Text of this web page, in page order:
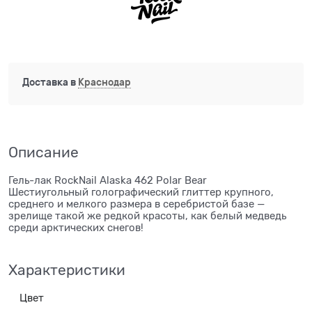
Доставка в Краснодар
Описание
Гель-лак RockNail Alaska 462 Polar Bear
Шестиугольный голографический глиттер крупного,
среднего и мелкого размера в серебристой базе —
зрелище такой же редкой красоты, как белый медведь
среди арктических снегов!
Характеристики
Цвет